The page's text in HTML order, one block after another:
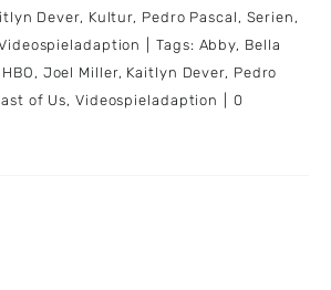
Dever, Kultur, Pedro Pascal , Serien ,
Tags: Abby, Bella
HBO , Joel Miller, Kaitlyn Dever, Pedro
of Us, Videospieladaption
0